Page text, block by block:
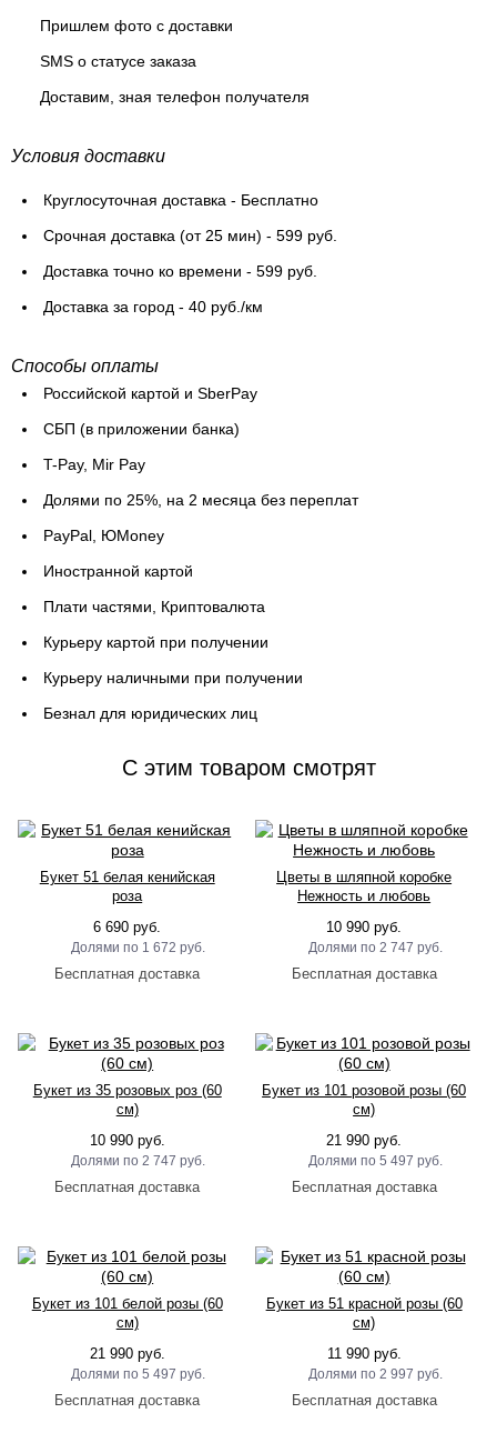
Пришлем фото с доставки
SMS о статусе заказа
Доставим, зная телефон получателя
Условия доставки
Круглосуточная доставка - Бесплатно
Cрочная доставка (от 25 мин) - 599 руб.
Доставка точно ко времени - 599 руб.
Доставка за город - 40 руб./км
Способы оплаты
Российской картой и SberPay
СБП (в приложении банка)
T-Pay, Mir Pay
Долями по 25%, на 2 месяца без переплат
PayPal, ЮMoney
Иностранной картой
Плати частями, Криптовалюта
Курьеру картой при получении
Курьеру наличными при получении
Безнал для юридических лиц
C этим товаром смотрят
Букет 51 белая кенийская
роза
6 690 руб.
1 672 руб.
Цветы в шляпной коробке
Нежность и любовь
10 990 руб.
2 747 руб.
Букет из 35 розовых роз (60
см)
10 990 руб.
2 747 руб.
Букет из 101 розовой розы (60
см)
21 990 руб.
5 497 руб.
Букет из 101 белой розы (60
см)
21 990 руб.
5 497 руб.
Букет из 51 красной розы (60
см)
11 990 руб.
2 997 руб.